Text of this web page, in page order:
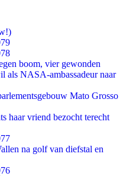
boom, vier gewonden
als NASA-ambassadeur naar
Mato Grosso
haar vriend bezocht terecht
na golf van diefstal en